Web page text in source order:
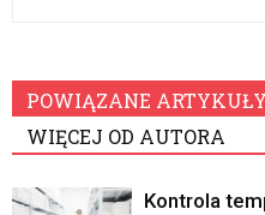
POWIĄZANE ARTYKUŁY
WIĘCEJ OD AUTORA
Kontrola